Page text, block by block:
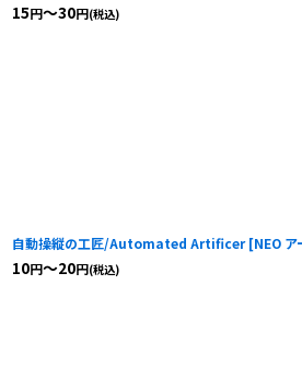
15円～30円(税込)
自動操縦の工匠/Automated Artificer [NEO
10円～20円(税込)